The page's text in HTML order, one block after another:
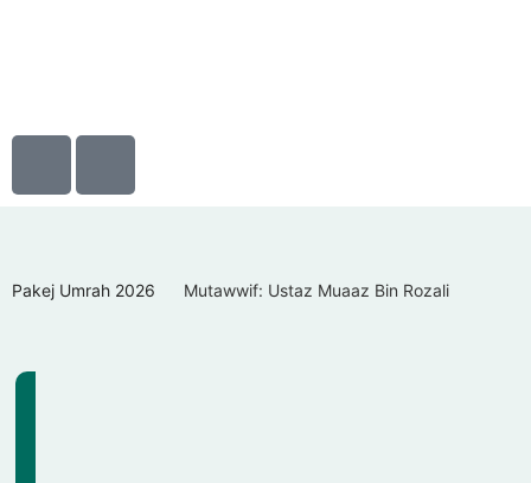
Pakej Umrah 2026 Mutawwif: Ustaz Muaaz Bin Rozali